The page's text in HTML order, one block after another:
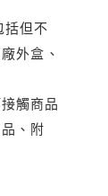
但不
外盒、
觸商品
、附